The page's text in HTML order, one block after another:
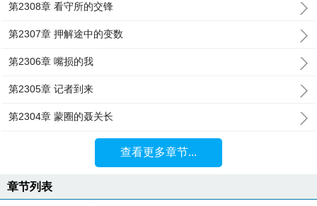
第2308章 看守所的交锋
第2307章 押解途中的变数
第2306章 嘴损的我
第2305章 记者到来
第2304章 蒙圈的聂关长
查看更多章节...
章节列表